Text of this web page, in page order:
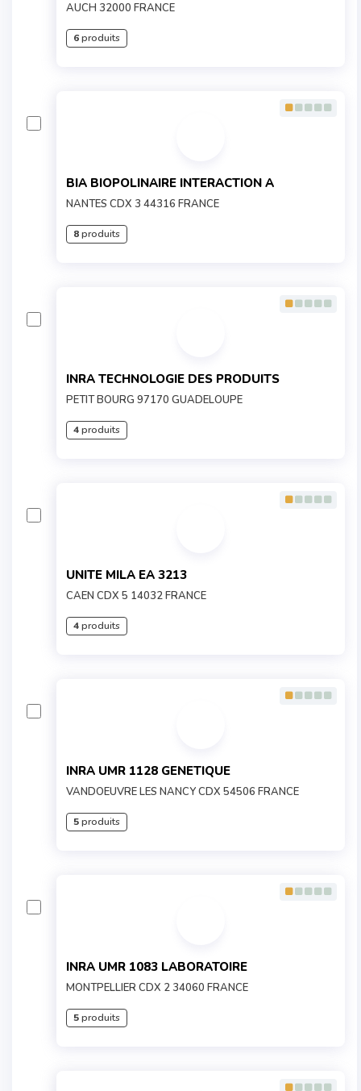
AUCH 32000 FRANCE
6produits
BIA BIOPOLINAIRE INTERACTION A
NANTES CDX 3 44316 FRANCE
8produits
INRA TECHNOLOGIE DES PRODUITS
PETIT BOURG 97170 GUADELOUPE
4produits
UNITE MILA EA 3213
CAEN CDX 5 14032 FRANCE
4produits
INRA UMR 1128 GENETIQUE
VANDOEUVRE LES NANCY CDX 54506 FRANCE
5produits
INRA UMR 1083 LABORATOIRE
MONTPELLIER CDX 2 34060 FRANCE
5produits